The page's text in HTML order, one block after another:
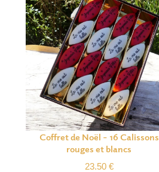
Coffret de Noël – 16 Calissons
rouges et blancs
23.50 €